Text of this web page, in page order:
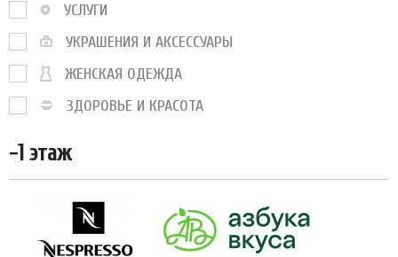
УСЛУГИ
УКРАШЕНИЯ И АКСЕССУАРЫ
ЖЕНСКАЯ ОДЕЖДА
ЗДОРОВЬЕ И КРАСОТА
-1 этаж